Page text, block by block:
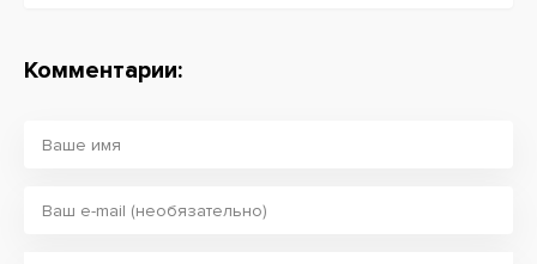
Комментарии: